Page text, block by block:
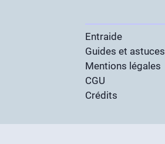
Entraide
Guides et astuces
Mentions légales
CGU
Crédits